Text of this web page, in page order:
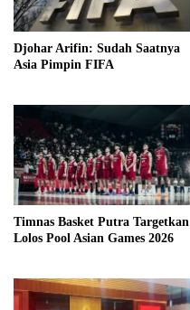
Djohar Arifin: Sudah Saatnya
Asia Pimpin FIFA
Timnas Basket Putra Targetkan
Lolos Pool Asian Games 2026